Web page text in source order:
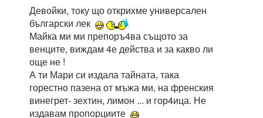
Девойки, току що открихме универсален
български лек
Майка ми ми препоръ4ва същото за
венците, виждам 4е действа и за какво ли
още не !
А ти Мари си издала тайната, така
горестно пазена от мъжа ми, на френския
винегрет- зехтин, лимон ... и гор4ица. Не
издавам пропорциите